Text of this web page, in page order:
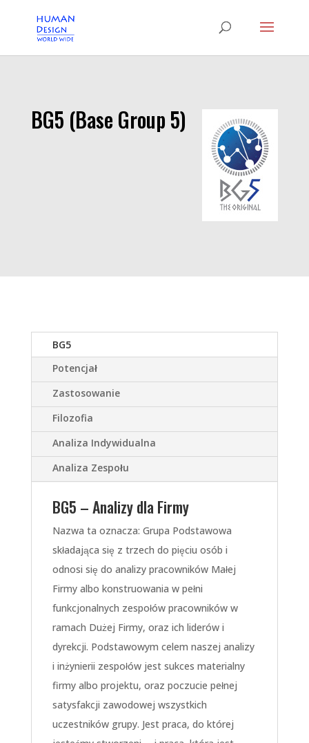
BG5 (Base Group 5)
BG5
Potencjał
Zastosowanie
Filozofia
Analiza Indywidualna
Analiza Zespołu
BG5 – Analizy dla Firmy
Nazwa ta oznacza: Grupa Podstawowa
składająca się z trzech do pięciu osób i
odnosi się do analizy pracowników Małej
Firmy albo konstruowania w pełni
funkcjonalnych zespołów pracowników w
ramach Dużej Firmy, oraz ich liderów i
dyrekcji. Podstawowym celem naszej analizy
i inżynierii zespołów jest sukces materialny
firmy albo projektu, oraz poczucie pełnej
satysfakcji zawodowej wszystkich
uczestników grupy. Jest praca, do której